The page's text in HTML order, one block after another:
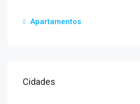
Apartamentos
Cidades